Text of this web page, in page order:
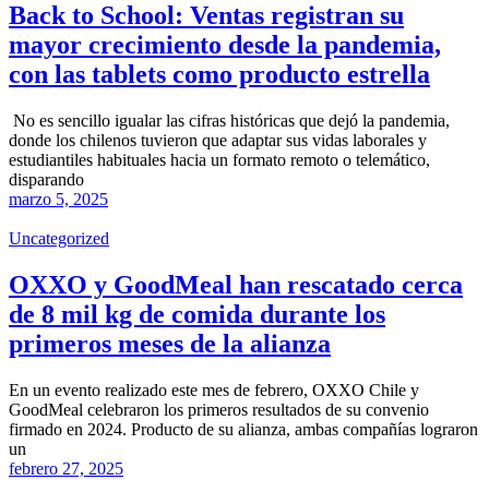
Back to School: Ventas registran su
mayor crecimiento desde la pandemia,
con las tablets como producto estrella
No es sencillo igualar las cifras históricas que dejó la pandemia,
donde los chilenos tuvieron que adaptar sus vidas laborales y
estudiantiles habituales hacia un formato remoto o telemático,
disparando
marzo 5, 2025
Uncategorized
OXXO y GoodMeal han rescatado cerca
de 8 mil kg de comida durante los
primeros meses de la alianza
En un evento realizado este mes de febrero, OXXO Chile y
GoodMeal celebraron los primeros resultados de su convenio
firmado en 2024. Producto de su alianza, ambas compañías lograron
un
febrero 27, 2025